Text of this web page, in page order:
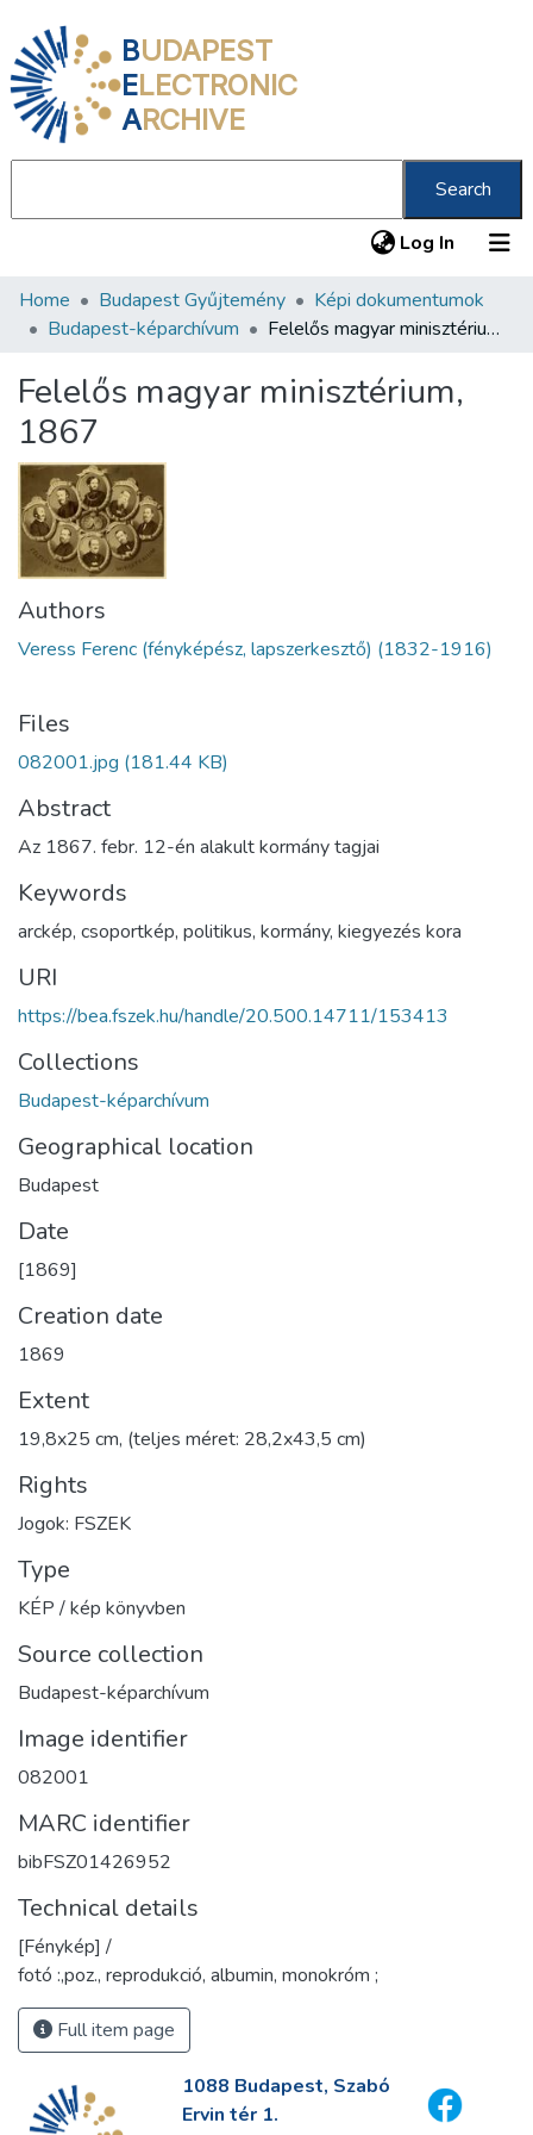
BUDAPEST
ELECTRONIC
ARCHIVE
Search
Log In (current)
Communities & Collections
Statistics
About us
Home Budapest Gyűjtemény
Képi dokumentumok
Budapest-képarchívum
Felelős magyar minisztérium, 1867
Felelős magyar minisztérium,
1867
Authors
Veress Ferenc (fényképész, lapszerkesztő) (1832-1916)
Files
082001.jpg (181.44 KB)
Abstract
Az 1867. febr. 12-én alakult kormány tagjai
Keywords
arckép, csoportkép, politikus, kormány, kiegyezés kora
URI
https://bea.fszek.hu/handle/20.500.14711/153413
Collections
Budapest-képarchívum
Geographical location
Budapest
Date
[1869]
Creation date
1869
Extent
19,8x25 cm, (teljes méret: 28,2x43,5 cm)
Rights
Jogok: FSZEK
Type
KÉP / kép könyvben
Source collection
Budapest-képarchívum
Image identifier
082001
MARC identifier
bibFSZ01426952
Technical details
[Fénykép] /
fotó :,poz., reprodukció, albumin, monokróm ;
Full item page
1088 Budapest, Szabó
Ervin tér 1.